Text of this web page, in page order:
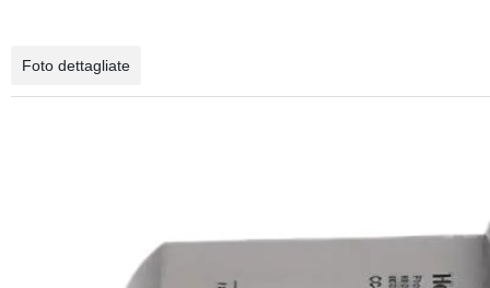
Foto dettagliate